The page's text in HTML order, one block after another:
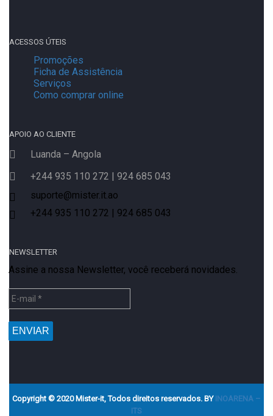
ACESSOS ÚTEIS
Promoções
Ficha de Assistência
Serviços
Como comprar online
APOIO AO CLIENTE
Luanda – Angola
+244 935 110 272 | 924 685 043
suporte@mister.it.ao
+244 935 110 272 | 924 685 043
NEWSLETTER
Assine a nossa Newsletter, você receberá novidades.
Copyright © 2020 Mister-it, Todos direitos reservados. BY INOARENA –
ITS